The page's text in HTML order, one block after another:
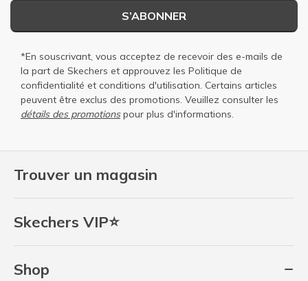
Trouver un magasin
Skechers VIP⭐
Shop
S’ABONNER
*En souscrivant, vous acceptez de recevoir des e-mails de
la part de Skechers et approuvez les Politique de
confidentialité et conditions d'utilisation. Certains articles
peuvent être exclus des promotions. Veuillez consulter les
détails des promotionspour plus d'informations.